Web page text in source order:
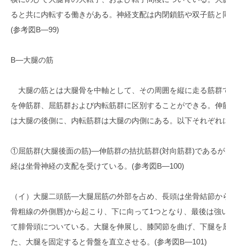
ると共に内転する働きがある。神経支配は内閉鎖筋や双子筋
(参考図B―99)
B―大腿の筋
大腿の筋とは大腿骨を中軸として、その周囲を縦に走る筋群
を伸筋群、屈筋群および内転筋群に区別することができる。
は大腿の後側に、内転筋群は大腿の内側にある。以下それぞれ
①屈筋群(大腿後面の筋)―伸筋群の拮抗筋群(対向筋群)である
経は坐骨神経の支配を受けている。(参考図B―100)
（イ）大腿二頭筋―大腿屈筋の外部を占め、長頭は坐骨結節
骨粗線の外側唇)から起こり、下に向って1つとなり、最後は強
て腓骨頭についている。大腿を伸展し、膝関節を曲げ、下腿
た、大腿を固定すると骨盤を直立させる。(参考図B―101)